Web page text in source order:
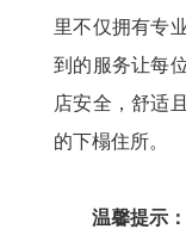
里不仅拥有专
到的服务让每
店安全，舒适
的下榻住所。
温馨提示：